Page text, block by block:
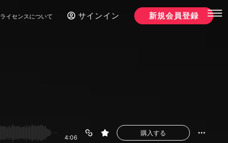
ライセンスについて サインイン 新規会員登録
4:06
購入する